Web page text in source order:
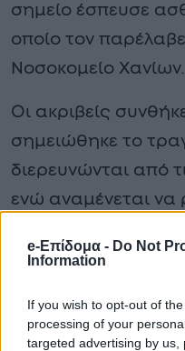
e-Επίδομα - Do Not
Information
If you wish to opt-out of
processing of your
targeted advertising by
σημείο έσπευσε
οποίο τον
Νοσοκομείο Χανίων.
Οι ακριβείς
σημειώθηκε το
διερευνώνται από
ενώ αναμένεται να
διαδικασίες.